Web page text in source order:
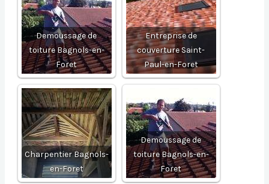
Demoussage de
toiture Bagnols-en-
Foret
Entreprise de
couverture Saint-
Paul-en-Foret
Charpentier Bagnols-
en-Foret
Demoussage de
toiture Bagnols-en-
Foret